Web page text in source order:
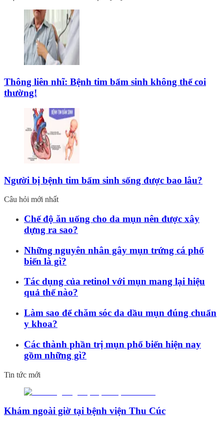
Thông liên nhĩ: Bệnh tim bẩm sinh không thể coi
thường!
Người bị bệnh tim bẩm sinh sống được bao lâu?
Câu hỏi mới nhất
Chế độ ăn uống cho da mụn nên được xây
dựng ra sao?
Những nguyên nhân gây mụn trứng cá phổ
biến là gì?
Tác dụng của retinol với mụn mang lại hiệu
quả thế nào?
Làm sao để chăm sóc da dầu mụn đúng chuẩn
y khoa?
Các thành phần trị mụn phổ biến hiện nay
gồm những gì?
Tin tức mới
Khám ngoài giờ tại bệnh viện Thu Cúc